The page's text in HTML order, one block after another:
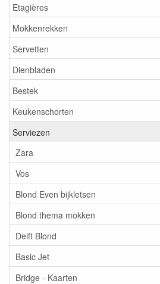
Etagières
Mokkenrekken
Servetten
Dienbladen
Bestek
Keukenschorten
Serviezen
Zara
Vos
Blond Even bijkletsen
Blond thema mokken
Delft Blond
Basic Jet
Bridge - Kaarten